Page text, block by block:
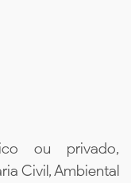
ou privado,
Civil, Ambiental